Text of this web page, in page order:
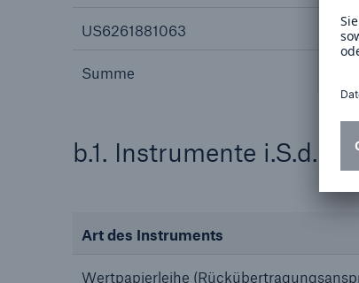
US6261881063
Summe
b.1. Instrumente i.S.d. §
Art des Instruments
Wertpapierleihe